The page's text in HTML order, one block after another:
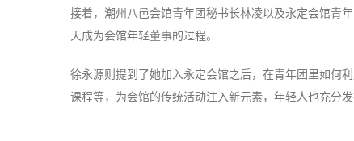
接着，潮州八邑会馆青年团秘书长林凌以及永定会馆青
天成为会馆年轻董事的过程。
徐永源则提到了她加入永定会馆之后，在青年团里如何
课程等，为会馆的传统活动注入新元素，年轻人也充分